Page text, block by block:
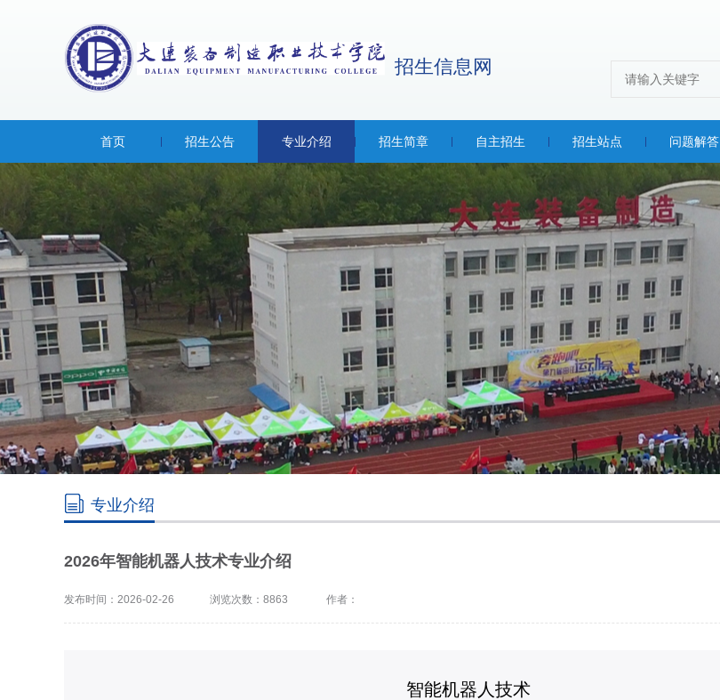
首页 招生公告 专业介绍 招生简章 自主招生 招生站点 问题解答
专业介绍
2026年智能机器人技术专业介绍
发布时间：2026-02-26 浏览次数：8863 作者：
智能机器人技术